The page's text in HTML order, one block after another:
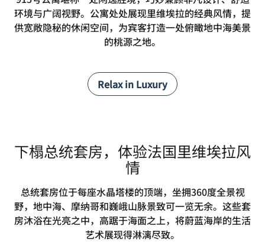
环境与广阔视野。公寓处处展现里维埃拉的经典风情，提
供宽敞隐秘的休闲空间，为宾客打造一处俯瞰地中海美景
的桃源之地。
Relax in Luxury
下榻总统套房，体验法国里维埃拉风
情
总统套房位于每座水晶塔楼的顶端，坐拥360度全景视
野，地中海、摩纳哥和巍峨山脉景致可一览无余。这些套
房沐浴在光亮之中，高踞于海面之上，将蔚蓝海岸的生活
艺术展现得淋漓尽致。